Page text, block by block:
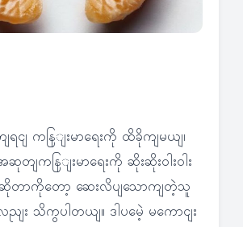
ရငျ ကနြျးမာရေးကို ထိခိုကျမယျ၊
ျကနြျးမာရေးကို ဆိုးဆိုးဝါးဝါး
တာကိုတော့ ဆေးလိပျသောကျတဲ့သူ
း သိကွပါတယျ။ ဒါပမေဲ့ မကောငျး